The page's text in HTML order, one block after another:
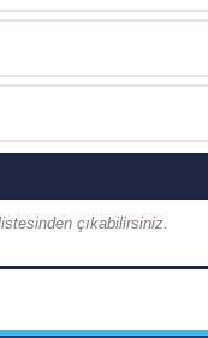
çıkabilirsiniz.